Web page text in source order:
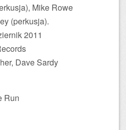
Mike Rowe
(perkusja).
2011
Dave Sardy
Run